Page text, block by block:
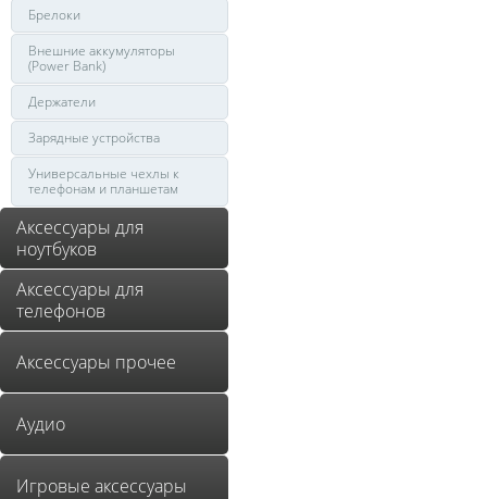
Брелоки
Внешние аккумуляторы
(Power Bank)
Держатели
Зарядные устройства
Универсальные чехлы к
телефонам и планшетам
Аксессуары для
ноутбуков
Аксессуары для
телефонов
Аксессуары прочее
Аудио
Игровые аксессуары